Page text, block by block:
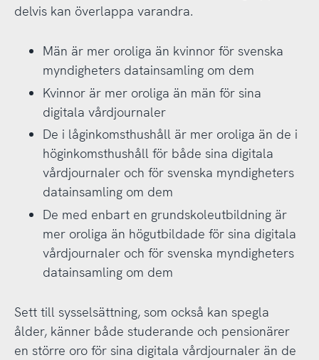
delvis kan överlappa varandra.
Män är mer oroliga än kvinnor för svenska
myndigheters datainsamling om dem
Kvinnor är mer oroliga än män för sina
digitala vårdjournaler
De i låginkomsthushåll är mer oroliga än de i
höginkomsthushåll för både sina digitala
vårdjournaler och för svenska myndigheters
datainsamling om dem
De med enbart en grundskoleutbildning är
mer oroliga än högutbildade för sina digitala
vårdjournaler och för svenska myndigheters
datainsamling om dem
Sett till sysselsättning, som också kan spegla
ålder, känner både studerande och pensionärer
en större oro för sina digitala vårdjournaler än de